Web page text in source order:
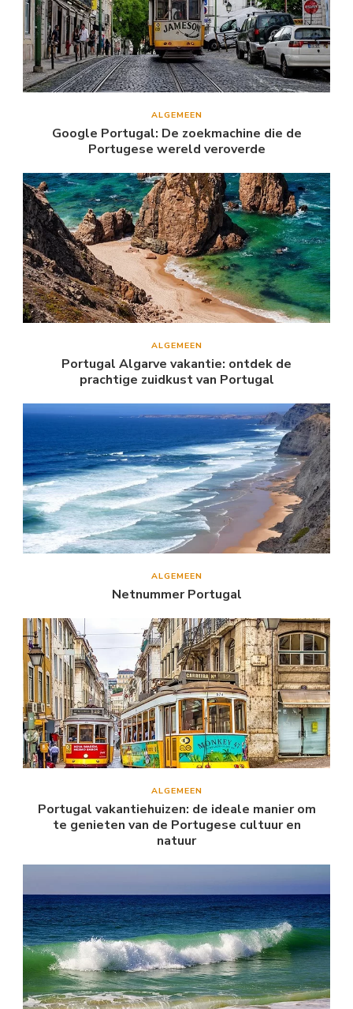
ALGEMEEN
Google Portugal: De zoekmachine die de
Portugese wereld veroverde
ALGEMEEN
Portugal Algarve vakantie: ontdek de
prachtige zuidkust van Portugal
ALGEMEEN
Netnummer Portugal
ALGEMEEN
Portugal vakantiehuizen: de ideale manier om
te genieten van de Portugese cultuur en
natuur